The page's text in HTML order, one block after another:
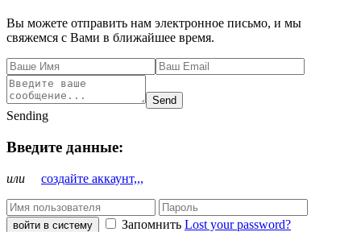
Вы можете отправить нам электронное письмо, и мы
свяжемся с Вами в ближайшее время.
Send
Sending
Введите данные:
или создайте аккаунт,,,
войти в систему Запомнить Lost your password?